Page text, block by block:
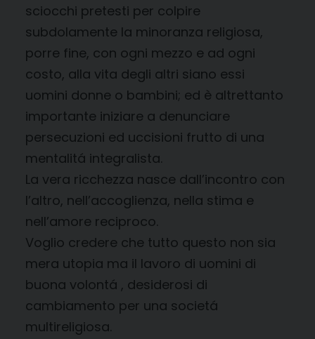
sciocchi pretesti per colpire
subdolamente la minoranza religiosa,
porre fine, con ogni mezzo e ad ogni
costo, alla vita degli altri siano essi
uomini donne o bambini; ed è altrettanto
importante iniziare a denunciare
persecuzioni ed uccisioni frutto di una
mentalitá integralista.
La vera ricchezza nasce dall’incontro con
l’altro, nell’accoglienza, nella stima e
nell’amore reciproco.
Voglio credere che tutto questo non sia
mera utopia ma il lavoro di uomini di
buona volontá , desiderosi di
cambiamento per una societá
multireligiosa.